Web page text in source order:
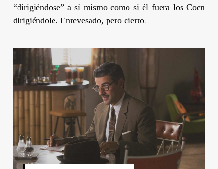
“dirigiéndose” a sí mismo como si él fuera losCoen
dirigiéndole. Enrevesado, pero cierto.